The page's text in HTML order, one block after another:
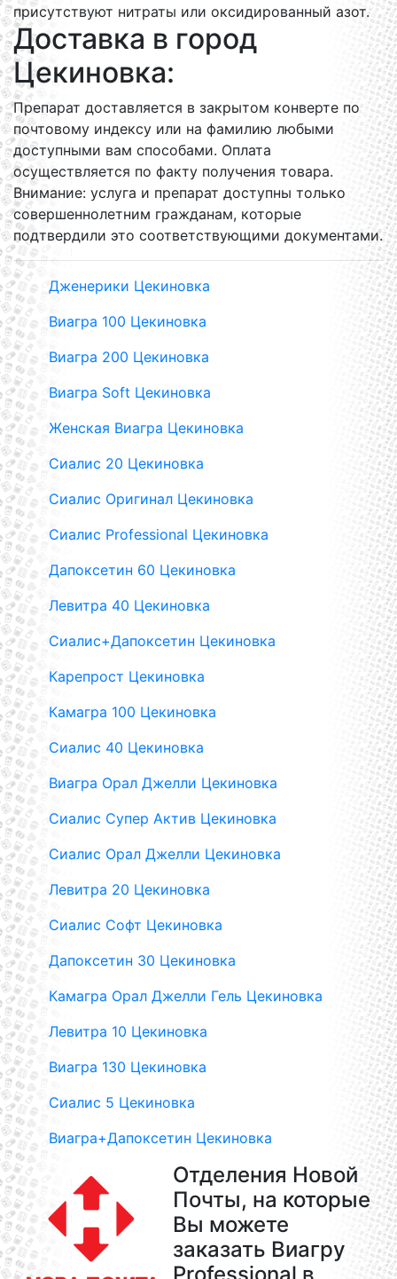
присутствуют нитраты или оксидированный азот.
Доставка в город
Цекиновка:
Препарат доставляется в закрытом конверте по
почтовому индексу или на фамилию любыми
доступными вам способами. Оплата
осуществляется по факту получения товара.
Внимание: услуга и препарат доступны только
совершеннолетним гражданам, которые
подтвердили это соответствующими документами.
Дженерики Цекиновка
Виагра 100 Цекиновка
Виагра 200 Цекиновка
Виагра Soft Цекиновка
Женская Виагра Цекиновка
Сиалис 20 Цекиновка
Сиалис Оригинал Цекиновка
Сиалис Professional Цекиновка
Дапоксетин 60 Цекиновка
Левитра 40 Цекиновка
Сиалис+Дапоксетин Цекиновка
Карепрост Цекиновка
Камагра 100 Цекиновка
Сиалис 40 Цекиновка
Виагра Орал Джелли Цекиновка
Сиалис Супер Актив Цекиновка
Сиалис Орал Джелли Цекиновка
Левитра 20 Цекиновка
Сиалис Софт Цекиновка
Дапоксетин 30 Цекиновка
Камагра Орал Джелли Гель Цекиновка
Левитра 10 Цекиновка
Виагра 130 Цекиновка
Сиалис 5 Цекиновка
Виагра+Дапоксетин Цекиновка
Отделения Новой
Почты, на которые
Вы можете
заказать Виагру